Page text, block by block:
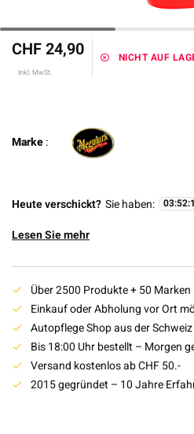
CHF 24,90
Inkl. MwSt.
NICHT AUF
Marke:
Heute verschickt? Sie haben: 03:52:
Lesen Sie mehr
Über 2500 Produkte + 50 Marken
Einkauf oder Abholung vor Ort
Autopflege Shop aus der Schweiz
Bis 18:00 Uhr bestellt – Morgen
Versand kostenlos ab CHF 50.-
2015 gegründet – 10 Jahre